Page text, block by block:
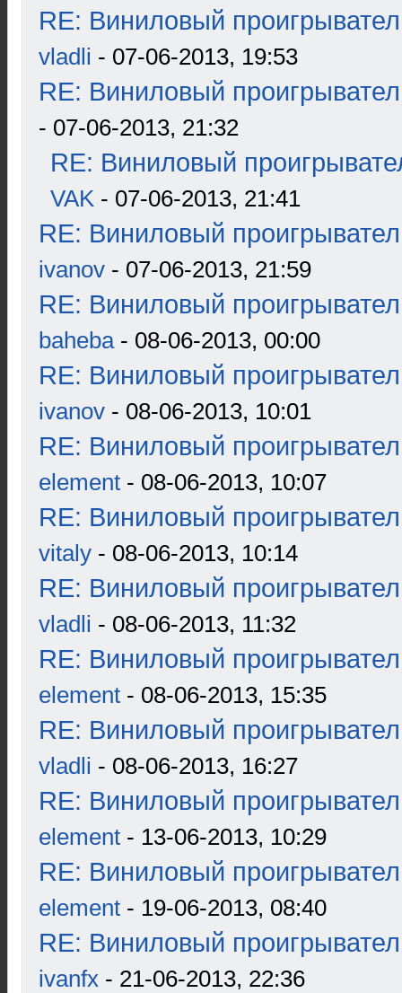
RE: Виниловый
vladli - 07-06-2013, 19:53
RE: Виниловый
- 07-06-2013, 21:32
RE: Виниловый
VAK - 07-06-2013, 21:41
RE: Виниловый
ivanov - 07-06-2013, 21:59
RE: Виниловый
baheba- 08-06-2013, 00:00
RE: Виниловый
ivanov - 08-06-2013, 10:01
RE: Виниловый
element - 08-06-2013, 10:07
RE: Виниловый
vitaly - 08-06-2013, 10:14
RE: Виниловый
vladli - 08-06-2013, 11:32
RE: Виниловый
element - 08-06-2013, 15:35
RE: Виниловый
vladli - 08-06-2013, 16:27
RE: Виниловый
element - 13-06-2013, 10:29
RE: Виниловый
element - 19-06-2013, 08:40
RE: Виниловый
ivanfx - 21-06-2013, 22:36